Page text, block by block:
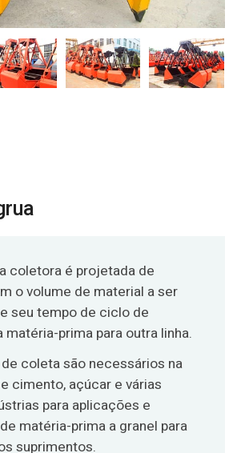
coletora é projetada de
o volume de material a ser
seu tempo de ciclo de
matéria-prima para outra linha.
coleta são necessários na
cimento, açúcar e várias
para aplicações e
matéria-prima a granel para
suprimentos.